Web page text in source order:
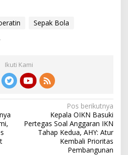
Sepak Bola
Ikuti Kami
Pos berikutnya
Kepala OIKN Basuki
Pertegas Soal Anggaran IKN
Tahap Kedua, AHY: Atur
Kembali Prioritas
Pembangunan